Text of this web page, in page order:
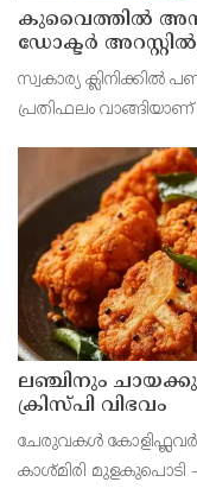
കുവൈത്തില്‍
ഡോക്ടര്‍
പിടിച്ചെടുത്തു
സ്വകാര്യ
പ്രതിഫലം
നിരീക്ഷണം
ലഞ്ചിനും
ക്രിസ്പി വിഭവം
ചേരുവകൾ
കാശ്മിരി മുളകുപൊടി